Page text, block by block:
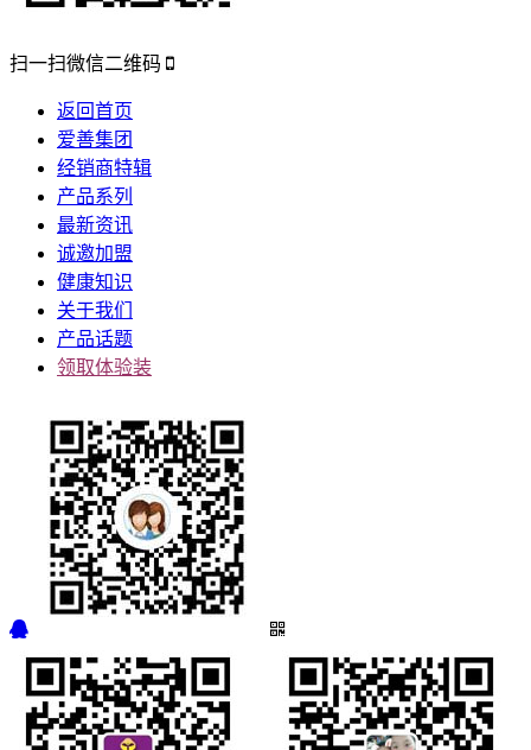
扫一扫微信二维码
返回首页
爱善集团
经销商特辑
产品系列
最新资讯
诚邀加盟
健康知识
关于我们
产品话题
领取体验装